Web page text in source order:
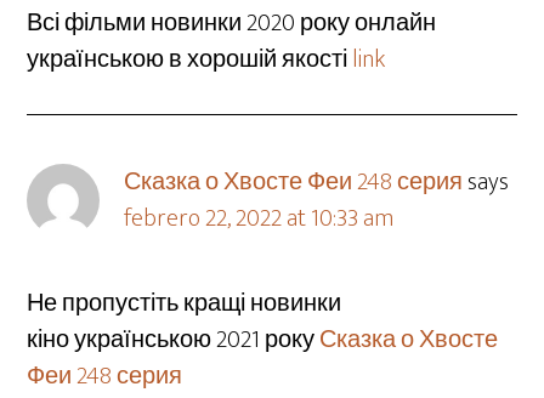
Всі фільми новинки 2020 року онлайн
українською в хорошій якостіlink
Сказка о Хвосте Феи 248 серияsays
febrero 22, 2022 at 10:33 am
Не пропустіть кращі новинки
кіно українською 2021 рокуСказка о Хвосте
Феи 248 серия